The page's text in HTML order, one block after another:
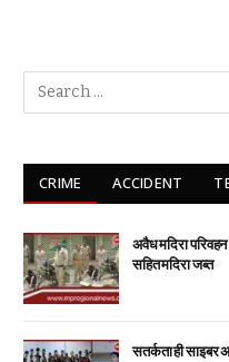
CRIME ACCIDENT
अवैध मदिरा
सहित मदिरा जब्त
सतर्कता ही साइबर